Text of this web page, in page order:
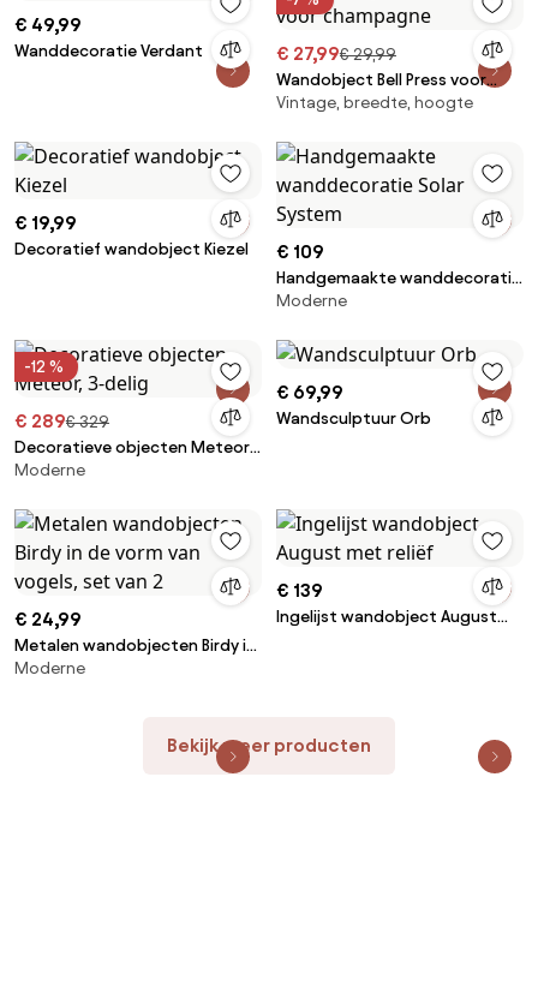
€ 49,99
Wanddecoratie Verdant € 27,99€ 29,99
Wandobject Bell Press voor
champagne
Vintage, breedte, hoogte
€ 19,99
Decoratief wandobject Kiezel € 109
Handgemaakte wanddecoratie
Solar System
Moderne
-12 %
€ 289€ 329
Decoratieve objecten Meteor,
3-delig
Moderne
€ 69,99
Wandsculptuur Orb
€ 24,99
Metalen wandobjecten Birdy in
de vorm van vogels, set van 2
Moderne
€ 139
Ingelijst wandobject August
Bekijk meer producten